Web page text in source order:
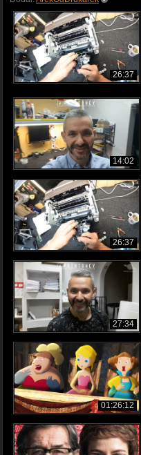
26:37
14:02
26:37
27:34
01:26:12